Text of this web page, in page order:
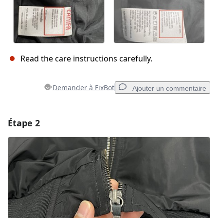
Read the care instructions carefully.
Demander à FixBot Ajouter un commentaire
Ajouter un commentaire
Annuler Publier un commentaire
Étape 2